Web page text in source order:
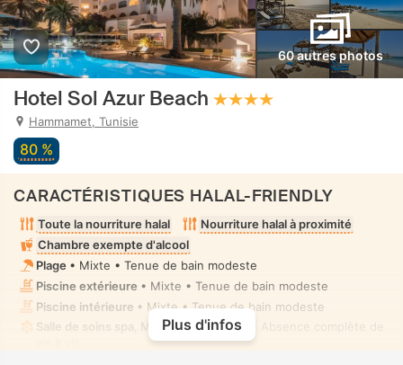
60 autres photos
Hotel Sol Azur Beach
Hammamet, Tunisie
80 %
CARACTÉRISTIQUES HALAL-FRIENDLY
Toute la nourriture halal
Nourriture halal à proximité
Chambre exempte d'alcool
Plage • Mixte • Tenue de bain modeste
Piscine extérieure • Mixte • Tenue de bain modeste
Piscine intérieure • Mixte • Tenue de bain modeste
Salle de soins spa, Massage • Privé(e) • Absence complète de
Plus d'infos